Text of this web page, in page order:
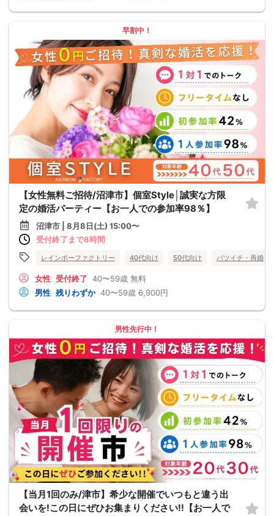
早割中！
【女性無料ご招待/沼津市】個室Style│誠実な方限
定の婚活パーティー【お一人での参加率98％】
沼津市 | 8月8日(土) 15:00〜
受付終了まで8時間
レインボーファクトリー 40代向け 50代向け バツイチ・再婚
女性 受付終了 40〜59歳 無料
男性 残りわずか 40〜59歳 6,900円
男性先行中！
【当月1回のみ/津市】希少な開催でいつもと違う出
会いを!この日にぜひお集まりください!!【お一人で